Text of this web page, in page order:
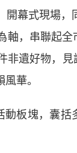
幕式現場
，串聯起全
非遺好物，
華。
板塊，囊括